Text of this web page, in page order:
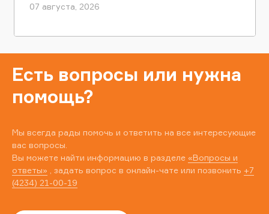
07 августа, 2026
Есть вопросы или нужна
помощь?
Мы всегда рады помочь и ответить на все интересующие
вас вопросы.
Вы можете найти информацию в разделе «Вопросы и
ответы» , задать вопрос в онлайн-чате или позвонить +7
(4234) 21-00-19